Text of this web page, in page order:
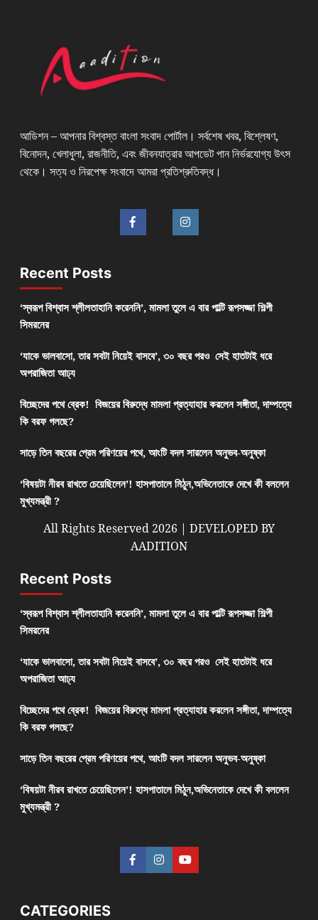
আডিশন – আপনার বিশ্বস্ত বাংলা সংবাদ পোর্টাল। সর্বশেষ খবর, বিশ্লেষণ,
বিনোদন, খেলাধুলা, রাজনীতি, এবং জীবনযাত্রার আপডেট পান নির্ভরযোগ্য উৎস
থেকে। সত্য ও নিরপেক্ষ সংবাদে আমরা প্রতিশ্রুতিবদ্ধ।
Recent Posts
‘স্বরূপ বিশ্বাস শ্লীলতাহানি করেননি’, মামলা তুলে এ বার পাল্টি রূপসজ্জা শিল্পী
সিমরনের
‘যাকে ভালবাসো, তার সবটা নিয়েই বাসবে’, ৩০ বছর পরও সেই হাতটাই ধরে
অপরাজিতা আঢ্য
বিচ্ছেদের পথে ব্রেক! বিজয়ের বিরুদ্ধে মামলা প্রত্যাহার করলেন সঙ্গীতা, দাম্পত্যে
কি বরফ গলছে?
সাড়ে তিন বছরের প্রেম পরিণয়ের পথে, আংটি বদল সারলেন অনুভব-অনুষ্কা
‘বিষয়টা নীরব রাখতে চেয়েছিলেন’! হাসপাতালে মিঠুন,অভিনেতাকে দেখে কী বললেন
মুখ্যমন্ত্রী ?
All Rights Reserved 2026 | DEVELOPED BY
AADITION
Recent Posts
‘স্বরূপ বিশ্বাস শ্লীলতাহানি করেননি’, মামলা তুলে এ বার পাল্টি রূপসজ্জা শিল্পী
সিমরনের
‘যাকে ভালবাসো, তার সবটা নিয়েই বাসবে’, ৩০ বছর পরও সেই হাতটাই ধরে
অপরাজিতা আঢ্য
বিচ্ছেদের পথে ব্রেক! বিজয়ের বিরুদ্ধে মামলা প্রত্যাহার করলেন সঙ্গীতা, দাম্পত্যে
কি বরফ গলছে?
সাড়ে তিন বছরের প্রেম পরিণয়ের পথে, আংটি বদল সারলেন অনুভব-অনুষ্কা
‘বিষয়টা নীরব রাখতে চেয়েছিলেন’! হাসপাতালে মিঠুন,অভিনেতাকে দেখে কী বললেন
মুখ্যমন্ত্রী ?
CATEGORIES